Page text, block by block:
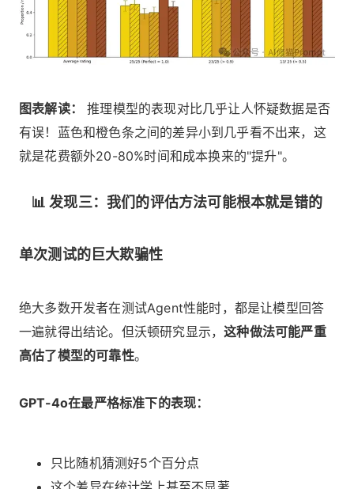
图表解读：
推理模型的表现对比几乎让人怀疑数据是否
有误！蓝色和橙色条之间的差异小到几乎看不出来，这
就是花费额外20-80%时间和成本换来的"提升"。
📊 发现三：我们的评估方法可能根本就是错的
单次测试的巨大欺骗性
绝大多数开发者在测试Agent性能时，都是让模型回答
一遍就得出结论。但沃顿研究显示，这种做法可能严重
高估了模型的可靠性。
GPT-4o在最严格标准下的表现：
只比随机猜测好5个百分点